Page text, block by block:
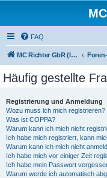
FAQ
MC Richter GbR (Impressum / Datenschutz)
Häufig gestellte
Registrierung und Anmeldung
Wozu muss ich mich registrieren?
Was ist COPPA?
Warum kann ich mich nicht
Ich habe mich registriert, kann
Warum kann ich mich nicht
Ich habe mich vor einiger Zeit
Ich habe mein Passwort
Warum werde ich automatisch